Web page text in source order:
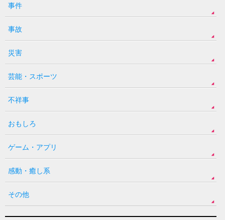
事件
事故
災害
芸能・スポーツ
不祥事
おもしろ
ゲーム・アプリ
感動・癒し系
その他